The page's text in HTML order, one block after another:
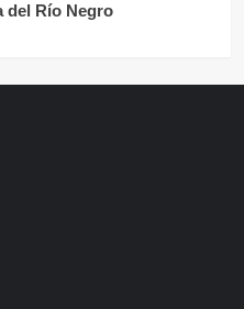
del Río Negro